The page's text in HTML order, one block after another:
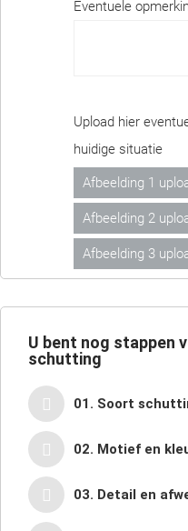
Eventuele
Upload hier
huidige situatie
Afbeelding 1
Afbeelding 2
Afbeelding 3
U bent nog stappen
schutting
01. Soort
02. Motief en
03. Detail en